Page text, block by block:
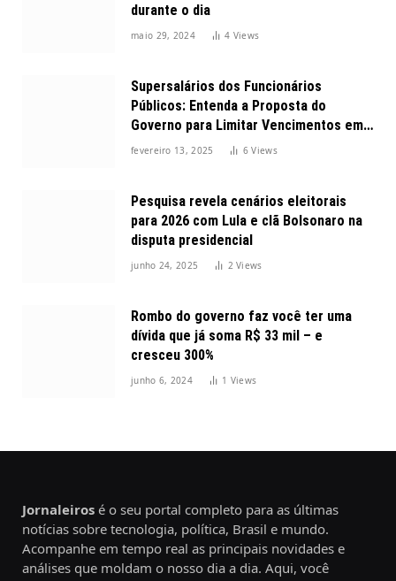
durante o dia
maio 29, 2024 4 Views
Supersalários dos Funcionários
Públicos: Entenda a Proposta do
Governo para Limitar Vencimentos em
2025
fevereiro 13, 2025 6Views
Pesquisa revela cenários eleitorais
para 2026 com Lula e clã Bolsonaro na
disputa presidencial
junho 24, 2025 2Views
Rombo do governo faz você ter uma
dívida que já soma R$ 33 mil – e
cresceu 300%
junho 6, 2024 1 Views
Jornaleiros é o seu portal completo para as últimas
notícias sobre tecnologia, política, Brasil e mundo.
Acompanhe em tempo real as principais novidades e
análises que moldam o nosso dia a dia. Aqui, você